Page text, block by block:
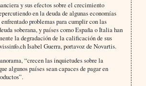
y sus efectos sobre el crecimiento
en la deuda de algunas economías
problemas para cumplir con las
soberana, y países como España o Italia han
la degradación de la calificación de sus
Isabel Guerra, portavoz de Novartis.
“crecen las inquietudes sobre la
algunos países sean capaces de pagar en